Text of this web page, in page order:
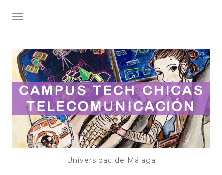
ALTERNAR NAVEGACIÓN
Universidad de Málaga